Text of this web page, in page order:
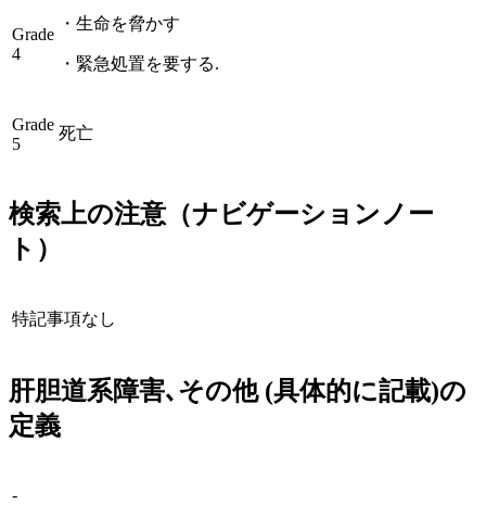
Grade
4
・ 生命を脅かす
・ 緊急処置を要する.
Grade
5
死亡
検索上の注意（ナビゲーションノー
ト）
特記事項なし
肝胆道系障害､その他 (具体的に記載)の
定義
-